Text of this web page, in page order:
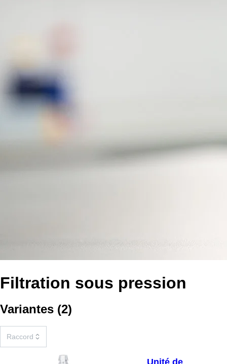
Filtration sous pression
Variantes (2)
Unité de